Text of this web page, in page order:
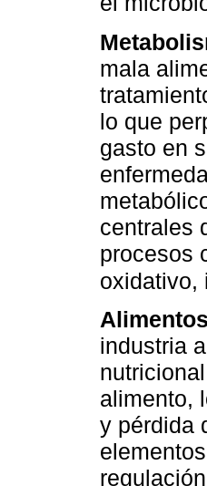
mala
lo que
gasto en
centrales
procesos
oxidativo,
industria
alimento,
y pérdida